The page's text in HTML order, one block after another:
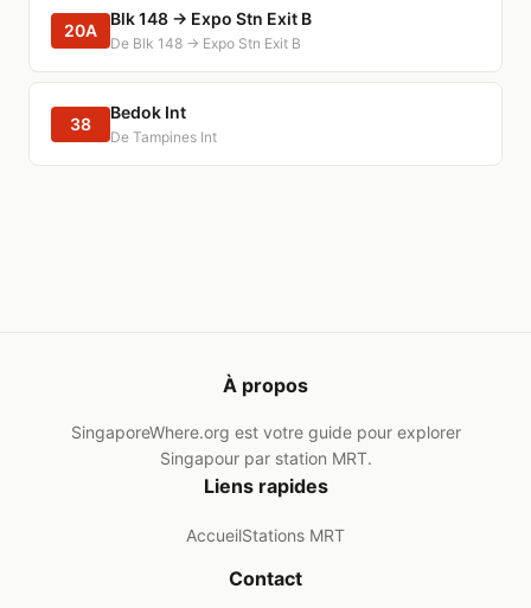
20A
Blk 148 → Expo Stn Exit B
De Blk 148 → Expo Stn Exit B
38
Bedok Int
De Tampines Int
À propos
SingaporeWhere.org est votre guide pour explorer
Singapour par station MRT.
Liens rapides
AccueilStations MRT
Contact